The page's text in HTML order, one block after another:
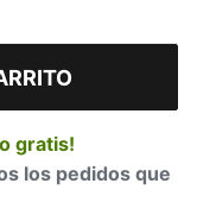
gratis!
los pedidos que